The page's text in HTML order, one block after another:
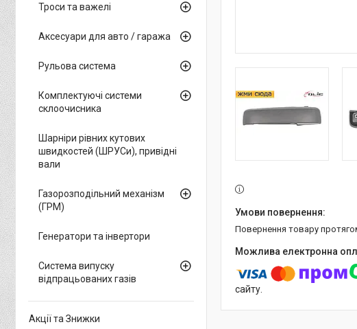
повернення товару
сайту.
Троси та важелі
Аксесуари для авто / гаража
Рульова система
Комплектуючі системи
склоочисника
Шарніри рівних кутових
швидкостей (ШРУСи), привідні
вали
Газорозподільний механізм
(ГРМ)
Генератори та інвертори
Система випуску
відпрацьованих газів
Акції та Знижки